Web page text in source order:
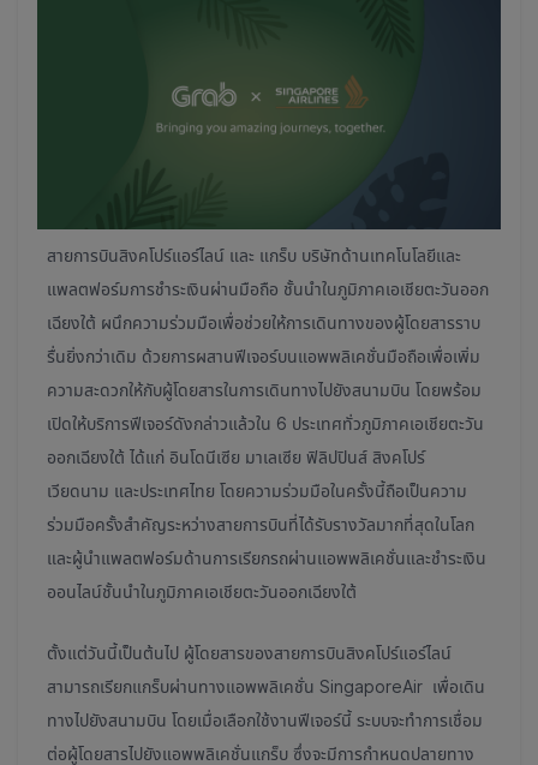
สายการบินสิงคโปร์แอร์ไลน์ และ แกร็บ บริษัทด้านเทคโนโลยีและ
แพลตฟอร์มการชำระเงินผ่านมือถือ ชั้นนำในภูมิภาคเอเชียตะวันออก
เฉียงใต้ ผนึกความร่วมมือเพื่อช่วยให้การเดินทางของผู้โดยสารราบ
รื่นยิ่งกว่าเดิม ด้วยการผสานฟีเจอร์บนแอพพลิเคชั่นมือถือเพื่อเพิ่ม
ความสะดวกให้กับผู้โดยสารในการเดินทางไปยังสนามบิน โดยพร้อม
เปิดให้บริการฟีเจอร์ดังกล่าวแล้วใน 6 ประเทศทั่วภูมิภาคเอเชียตะวัน
ออกเฉียงใต้ ได้แก่ อินโดนีเซีย มาเลเซีย ฟิลิปปินส์ สิงคโปร์
เวียดนาม และประเทศไทย โดยความร่วมมือในครั้งนี้ถือเป็นความ
ร่วมมือครั้งสำคัญระหว่างสายการบินที่ได้รับรางวัลมากที่สุดในโลก
และผู้นำแพลตฟอร์มด้านการเรียกรถผ่านแอพพลิเคชั่นและชำระเงิน
ออนไลน์ชั้นนำในภูมิภาคเอเชียตะวันออกเฉียงใต้
ตั้งแต่วันนี้เป็นต้นไป ผู้โดยสารของสายการบินสิงคโปร์แอร์ไลน์
สามารถเรียกแกร็บผ่านทางแอพพลิเคชั่น SingaporeAir เพื่อเดิน
ทางไปยังสนามบิน โดยเมื่อเลือกใช้งานฟีเจอร์นี้ ระบบจะทำการเชื่อม
ต่อผู้โดยสารไปยังแอพพลิเคชั่นแกร็บ ซึ่งจะมีการกำหนดปลายทาง